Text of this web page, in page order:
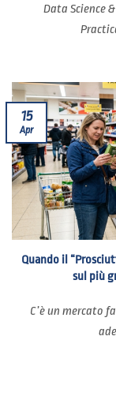
Data Science
Quando il
sul più
C’è un mercato
15
Apr